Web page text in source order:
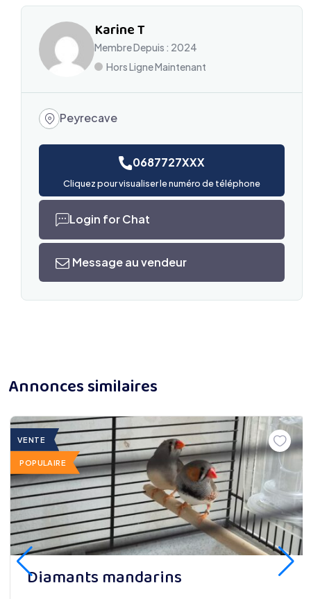
Karine T
Membre Depuis : 2024
Hors Ligne Maintenant
Peyrecave
0687727XXX
Cliquez pour visualiser le numéro de téléphone
Login for Chat
Message au vendeur
Annonces similaires
VENTE
POPULAIRE
Diamants mandarins